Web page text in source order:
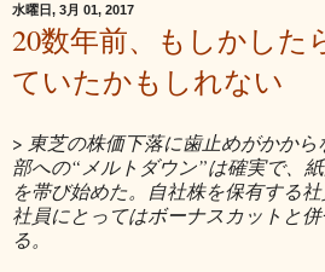
水曜日, 3月 01, 2017
20数年前、もしかした
ていたかもしれない
> 東芝の株価下落に歯止めがかか
部への“メルトダウン”は確実で、
を帯び始めた。自社株を保有する
社員にとってはボーナスカットと
る。